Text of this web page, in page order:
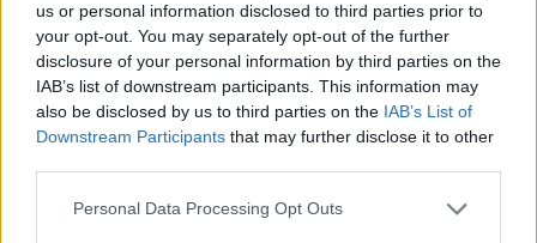
us or personal information disclosed to third parties prior to
your opt-out. You may separately opt-out of the further
disclosure of your personal information by third parties on the
IAB’s list of downstream participants. This information may
also be disclosed by us to third parties on the IAB’s List of
Downstream Participants that may further disclose it to other
Personal Data Processing Opt Outs
χωρίς κάποιο κόστος, κάτι που καταγράφεται και στις
δημοσκοπήσεις. Άλλωστε, οι αυτοδιοικητικές εκλογές
είναι μια ευκαιρία για... εκτόνωση στην κάλπη, ώστε η
κυβέρνηση να δείξει μεγαλύτερο ενδιαφέρον και
αφοσίωση, με βάση τα προβλήματα που έχουν